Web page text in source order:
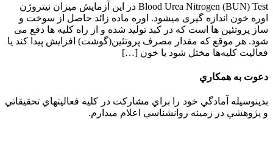
Blood Urea Nitrogen (BUN) Test در این آزمایش میزان نیتروژن
اوره خون اندازه گیری میشود. اوره ماده زائد حاصل از سوخت و
ساز پروتئین ها است که در کبد تولید شده و از راه کلیه ها دفع می
شود. هر موقع که مقدار مصرف پروتئین(گوشت) افزایش پیدا کند یا
فعالیت کلیه‌ها مختل شود یا خون […]
دعوت به همكاري
بدينوسيله آمادگي خود را براي مشاركت در كليه فعاليتهاي تحقيقاتي
و پژوهشي در زمينه روانشناسي اعلام ميدارم.